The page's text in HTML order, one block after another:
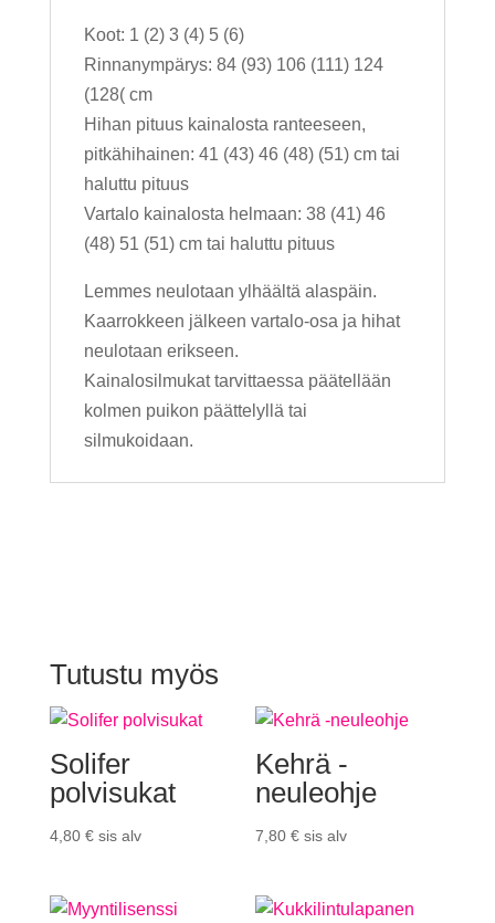
Koot: 1 (2) 3 (4) 5 (6)
Rinnanympärys: 84 (93) 106 (111) 124
(128( cm
Hihan pituus kainalosta ranteeseen,
pitkähihainen: 41 (43) 46 (48) (51) cm tai
haluttu pituus
Vartalo kainalosta helmaan: 38 (41) 46
(48) 51 (51) cm tai haluttu pituus
Lemmes neulotaan ylhäältä alaspäin.
Kaarrokkeen jälkeen vartalo-osa ja hihat
neulotaan erikseen.
Kainalosilmukat tarvittaessa päätellään
kolmen puikon päättelyllä tai
silmukoidaan.
Tutustu myös
Solifer
polvisukat
4,80 € sis alv
Kehrä -
neuleohje
7,80€ sis alv